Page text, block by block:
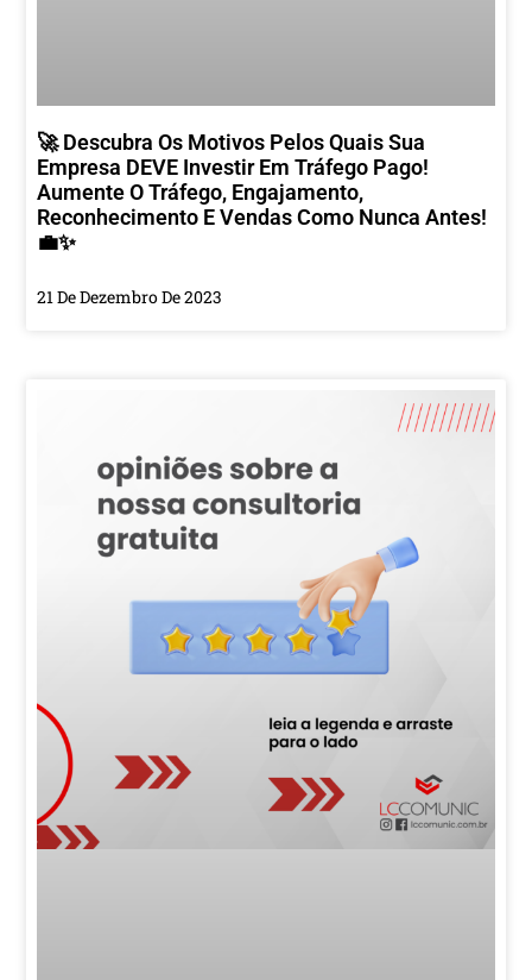
🚀 Descubra Os Motivos Pelos Quais Sua
Empresa DEVE Investir Em Tráfego Pago!
Aumente O Tráfego, Engajamento,
Reconhecimento E Vendas Como Nunca Antes!
💼✨
21 De Dezembro De 2023